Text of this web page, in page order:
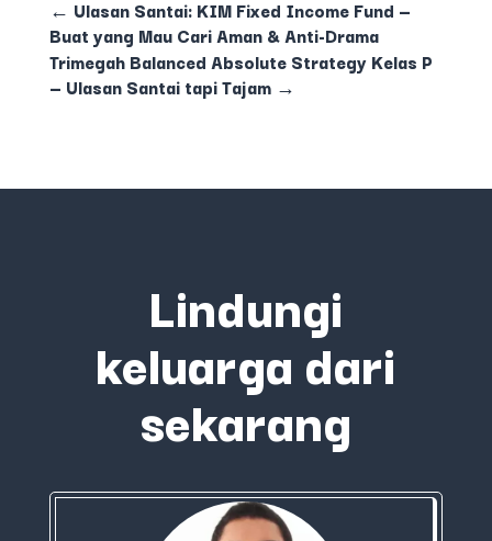
← Ulasan Santai: KIM Fixed Income Fund —
Buat yang Mau Cari Aman & Anti-Drama
Trimegah Balanced Absolute Strategy Kelas P
— Ulasan Santai tapi Tajam→
Lindungi
keluarga dari
sekarang